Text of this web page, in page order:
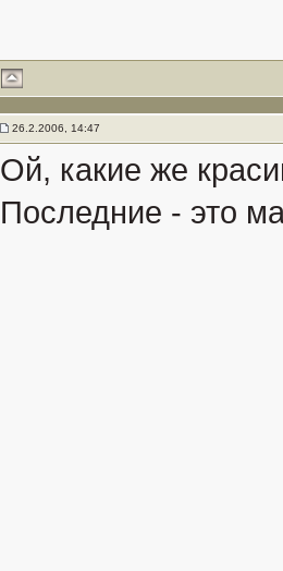
26.2.2006, 14:47
Ой, какие же
Последние - это